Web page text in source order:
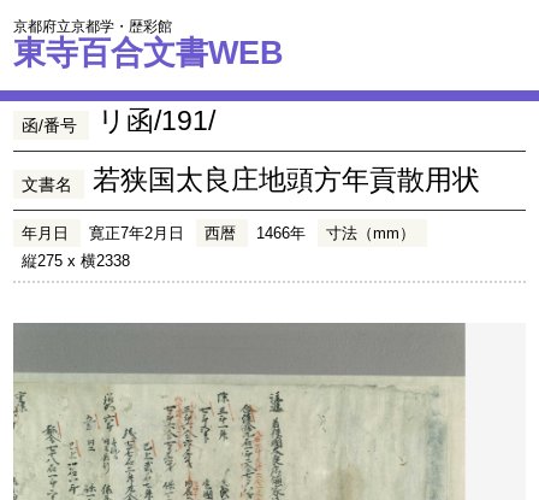
京都府立京都学・歴彩館
東寺百合文書WEB
函/番号 リ函/191/
文書名 若狭国太良庄地頭方年貢散用状
年月日 寛正7年2月日 西暦 1466年
寸法（mm）
縦275 x 横2338